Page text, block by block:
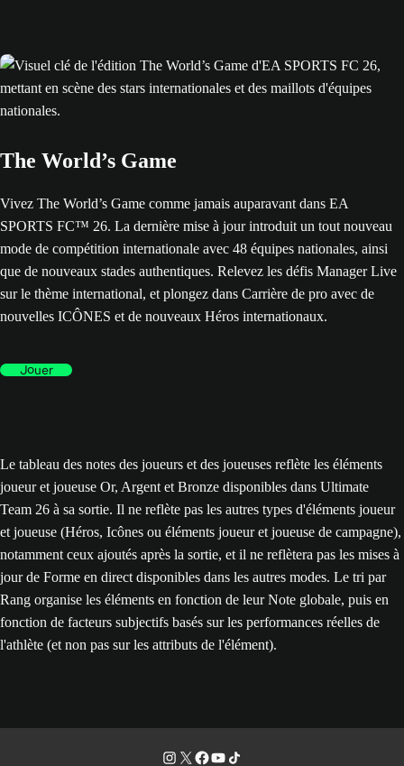
The World’s Game
Vivez The World’s Game comme jamais auparavant dans EA
SPORTS FC™ 26. La dernière mise à jour introduit un tout nouveau
mode de compétition internationale avec 48 équipes nationales, ainsi
que de nouveaux stades authentiques. Relevez les défis Manager Live
sur le thème international, et plongez dans Carrière de pro avec de
nouvelles ICÔNES et de nouveaux Héros internationaux.
Jouer
Le tableau des notes des joueurs et des joueuses reflète les éléments
joueur et joueuse Or, Argent et Bronze disponibles dans Ultimate
Team 26 à sa sortie. Il ne reflète pas les autres types d'éléments joueur
et joueuse (Héros, Icônes ou éléments joueur et joueuse de campagne),
notamment ceux ajoutés après la sortie, et il ne reflètera pas les mises à
jour de Forme en direct disponibles dans les autres modes. Le tri par
Rang organise les éléments en fonction de leur Note globale, puis en
fonction de facteurs subjectifs basés sur les performances réelles de
l'athlète (et non pas sur les attributs de l'élément).